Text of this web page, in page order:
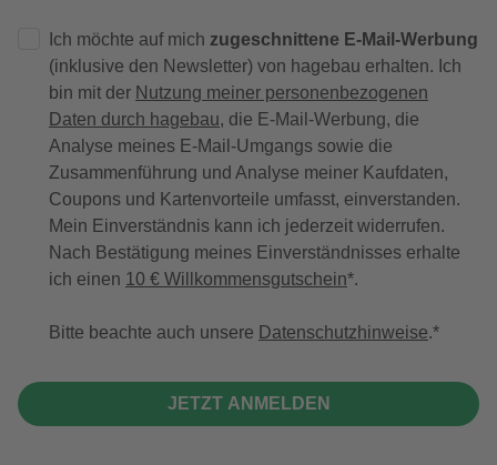
Ich möchte auf mich zugeschnittene E-Mail-Werbung
(inklusive den Newsletter) von hagebau erhalten. Ich
bin mit der Nutzung meiner personenbezogenen
Daten durch hagebau, die E-Mail-Werbung, die
Analyse meines E-Mail-Umgangs sowie die
Zusammenführung und Analyse meiner Kaufdaten,
Coupons und Kartenvorteile umfasst, einverstanden.
Mein Einverständnis kann ich jederzeit widerrufen.
Nach Bestätigung meines Einverständnisses erhalte
ich einen 10 € Willkommensgutschein*.
Bitte beachte auch unsere Datenschutzhinweise.
JETZT ANMELDEN